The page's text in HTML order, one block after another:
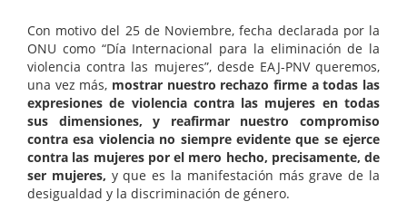
Con motivo del 25 de Noviembre, fecha declarada por la
ONU como “Día Internacional para la eliminación de la
violencia contra las mujeres”, desde EAJ-PNV queremos,
una vez más, mostrar nuestro rechazo firme a todas las
expresiones de violencia contra las mujeres en todas
sus dimensiones, y reafirmar nuestro compromiso
contra esa violencia no siempre evidente que se ejerce
contra las mujeres por el mero hecho, precisamente, de
ser mujeres, y que es la manifestación más grave de la
desigualdad y la discriminación de género.